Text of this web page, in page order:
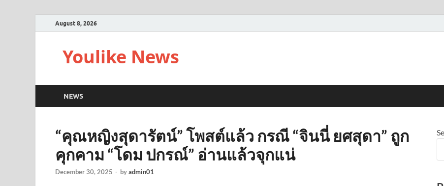
August 8, 2026
Youlike News
NEWS
“คุณหญิงสุดารัตน์” โพสต์แล้ว กรณี “จินนี่ ยศสุดา” ถูก
คุกคาม “โดม ปกรณ์” อ่านแล้วจุกแน่
December 30, 2025 - byadmin01